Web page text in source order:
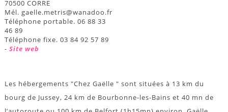
70500 CORRE
Mél. gaelle.metris@wanadoo.fr
Téléphone portable. 06 88 33
46 89
Téléphone fixe. 03 84 92 57 89
- Site web
Les hébergements "Chez Gaëlle " sont situées à 13 km du
bourg de Jussey, 24 km de Bourbonne-les-Bains et 40 mn de